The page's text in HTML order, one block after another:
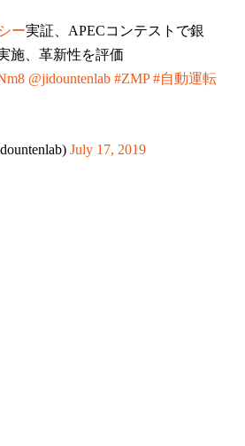
ー実証、APECコンテストで銀
施、革新性を評価
@jidountenlab #ZMP #自動運転
July 17, 2019